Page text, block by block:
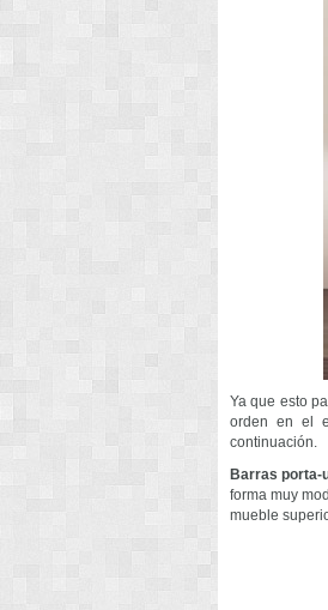
Ya que esto
orden en el
continuación.
Barras porta-
forma muy
mueble